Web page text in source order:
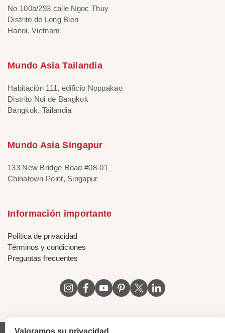
No 100b/293 calle Ngoc Thuy
Distrito de Long Bien
Hanoi, Vietnam
Mundo Asia Tailandia
Habitación 111, edificio Noppakao
Distrito Noi de Bangkok
Bangkok, Tailandia
Mundo Asia Singapur
133 New Bridge Road #08-01
Chinatown Point, Singapur
Información importante
Política de privacidad
Términos y condiciones
Preguntas frecuentes
Valoramos su privacidad